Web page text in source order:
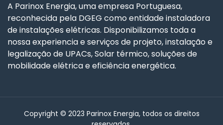
A Parinox Energia, uma empresa Portuguesa,
reconhecida pela DGEG como entidade instaladora
de instalações elétricas. Disponibilizamos toda a
nossa experiencia e serviços de projeto, instalação e
legalização de UPACs, Solar térmico, soluções de
mobilidade elétrica e eficiência energética.
Copyright © 2023 Parinox Energia, todos os direitos